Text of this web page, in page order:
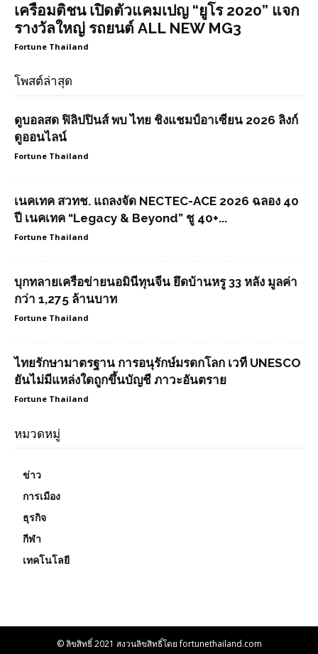
เครือมติชน เปิดตัวแคมเปญ “ยูโร 2020” แจก
รางวัลใหญ่ รถยนต์ ALL NEW MG3
Fortune Thailand
โพสต์ล่าสุด
ดูบอลสด ฟิลิปปินส์ พบ ไทย ชิงแชมป์อาเซียน 2026 ลิงก์
ดูออนไลน์
Fortune Thailand
เนคเทค สวทช. แถลงจัด NECTEC-ACE 2026 ฉลอง 40
ปี เนคเทค “Legacy & Beyond” ชู 40+...
Fortune Thailand
บุกทลายเครือข่ายนอมินีทุนจีน ยึดบ้านหรู 33 หลัง มูลค่า
กว่า 1,275 ล้านบาท
Fortune Thailand
ไทยรักษามาตรฐาน การอนุรักษ์มรดกโลก เวที UNESCO
ยันไม่มีแหล่งใดถูกขึ้นบัญชี ภาวะอันตราย
Fortune Thailand
หมวดหมู่
ข่าว
การเมือง
ธุรกิจ
กีฬา
เทคโนโลยี
© ลิขสิทธิ์ 2021 สงวนลิขสิทธิ์โดย fortunethailand.com